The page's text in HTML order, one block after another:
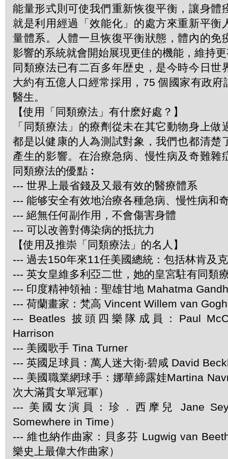
能量形式則可使我們重新恢復平衡，讓身體
就是利用經過「效能化」的處方來重新平衡
量體系。人體一旦恢復平衡狀態，體內的免
影響的系統就會開始展現更佳的機能，維持
同類療法已有二百多年歴史，是今時今日世
大約有五億人口經常採用，75 個國家有政府
醫生。
【使用「同類療法」有什麽好處？】
「同類療法」的療劑從未在其它動物身上做
都是以健康的人為測試對象，我們也都清楚
產生的影響。在治療急病、慢性病及奇難雜
同類療法的優點︰
--- 世界上最省錢及又最有效的醫療體系
--- 能够安全有效地治療各種急病、慢性病和
--- 絕無任何副作用，不會傷害身體
--- 可以改善對傳染病的抵抗力
【使用及推崇「同類療法」的名人】
--- 過去150年來11任美國總統：包括林肯及
--- 英女皇維多利亞二世，她的皇宮駐有同類
--- 印度精神領袖：聖雄甘地 Mahatma
--- 荷蘭畫家：梵高 Vincent Willem van Gogh
--- Beatles 披頭四樂隊成員：Paul
Harrison
--- 美國歌手 Tina Turner
--- 英國足球員：萬人迷大衛‧碧咸 David
--- 美國職業網球手：娜華締露娃Martina
次大滿貫女單冠軍）
--- 美國女演員：珍．西摩兒 Jane
Somewhere in Time）
--- 維也納作曲家：貝多芬 Lugwig van
樂史上最偉大作曲家）